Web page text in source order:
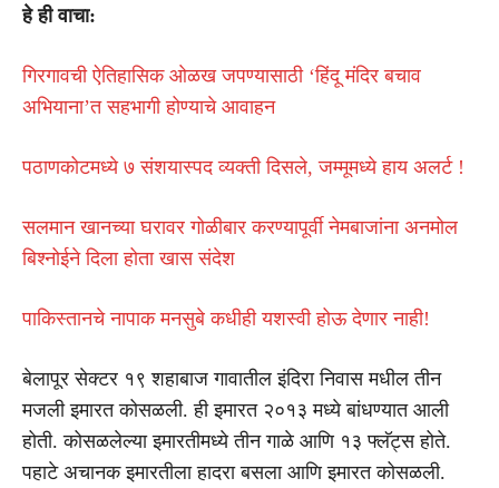
हे ही वाचा:
गिरगावची ऐतिहासिक ओळख जपण्यासाठी ‘हिंदू मंदिर बचाव
अभियाना’त सहभागी होण्याचे आवाहन
पठाणकोटमध्ये ७ संशयास्पद व्यक्ती दिसले, जम्मूमध्ये हाय अलर्ट !
सलमान खानच्या घरावर गोळीबार करण्यापूर्वी नेमबाजांना अनमोल
बिश्नोईने दिला होता खास संदेश
पाकिस्तानचे नापाक मनसुबे कधीही यशस्वी होऊ देणार नाही!
बेलापूर सेक्टर १९ शहाबाज गावातील इंदिरा निवास मधील तीन
मजली इमारत कोसळली. ही इमारत २०१३ मध्ये बांधण्यात आली
होती. कोसळलेल्या इमारतीमध्ये तीन गाळे आणि १३ फ्लॅट्स होते.
पहाटे अचानक इमारतीला हादरा बसला आणि इमारत कोसळली.